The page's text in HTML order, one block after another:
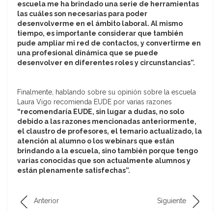
escuela me ha brindado una serie de herramientas
las cuáles son necesarias para poder
desenvolverme en el ámbito laboral. Al mismo
tiempo, es importante considerar que también
pude ampliar mi red de contactos, y convertirme en
una profesional dinámica que se puede
desenvolver en diferentes roles y circunstancias”.
Finalmente, hablando sobre su opinión sobre la escuela
Laura Vigo recomienda EUDE por varias razones
“recomendaría EUDE, sin lugar a dudas, no solo
debido a las razones mencionadas anteriormente,
el claustro de profesores, el temario actualizado, la
atención al alumno o los webinars que están
brindando a la escuela, sino también porque tengo
varias conocidas que son actualmente alumnos y
están plenamente satisfechas”.
Anterior Siguiente